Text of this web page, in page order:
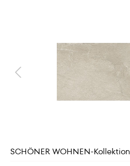
SCHÖNER WOHNEN-Kollektion